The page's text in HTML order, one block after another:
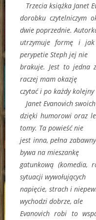
Trzecia książka Janet
dorobku czytelniczym
dwie poprzednie.
utrzymuje formę i jak
perypetie Steph jej nie
brakuje. Jest to jedna
raczej mam okazję
czytać i po każdy
Janet Evanovich
dzięki humorowi oraz
tomy. Ta powieść nie
jest inna, pełna
bywa na mieszankę
gatunkową (komedia,
sytuacji wywołujących
napięcie, strach i
wychodzi dobrze, ale
Evanovich robi to